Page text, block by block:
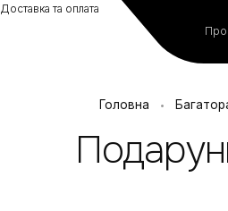
Доставка та оплата
Про
Головна •